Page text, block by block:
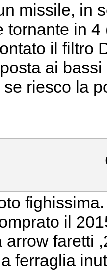
missile, in
tornante in
il filtro
ai
riesco la
fighissima.
il
arrow faretti
ferraglia